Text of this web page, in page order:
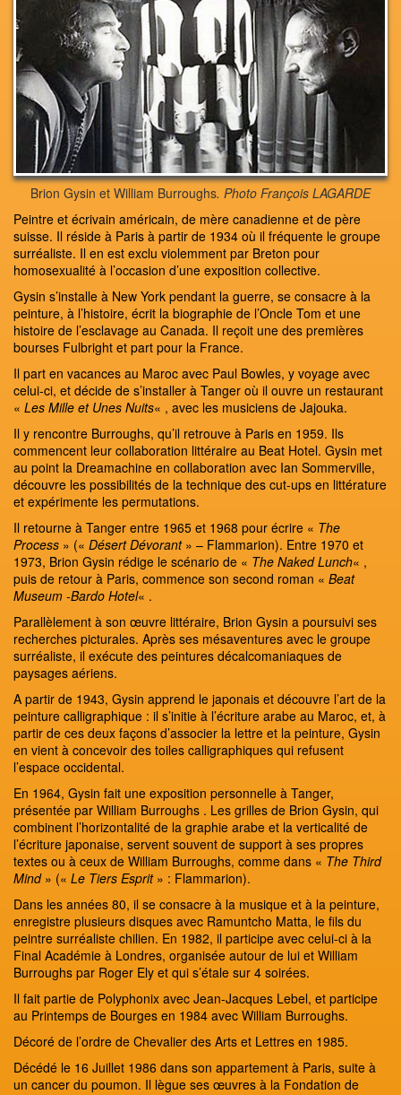
Brion Gysin et William Burroughs. Photo François LAGARDE
Peintre et écrivain américain, de mère canadienne et de père
suisse. Il réside à Paris à partir de 1934 où il fréquente le groupe
surréaliste. Il en est exclu violemment par Breton pour
homosexualité à l’occasion d’une exposition collective.
Gysin s’installe à New York pendant la guerre, se consacre à la
peinture, à l’histoire, écrit la biographie de l’Oncle Tom et une
histoire de l’esclavage au Canada. Il reçoit une des premières
bourses Fulbright et part pour la France.
Il part en vacances au Maroc avec Paul Bowles, y voyage avec
celui-ci, et décide de s’installer à Tanger où il ouvre un restaurant
« Les Mille et Unes Nuits« , avec les musiciens de Jajouka.
Il y rencontre Burroughs, qu’il retrouve à Paris en 1959. Ils
commencent leur collaboration littéraire au Beat Hotel. Gysin met
au point la Dreamachine en collaboration avec Ian Sommerville,
découvre les possibilités de la technique des cut-ups en littérature
et expérimente les permutations.
Il retourne à Tanger entre 1965 et 1968 pour écrire « The
Process » (« Désert Dévorant» – Flammarion). Entre 1970 et
1973, Brion Gysin rédige le scénario de « The Naked Lunch« ,
puis de retour à Paris, commence son second roman « Beat
Museum -Bardo Hotel« .
Parallèlement à son œuvre littéraire, Brion Gysin a poursuivi ses
recherches picturales. Après ses mésaventures avec le groupe
surréaliste, il exécute des peintures décalcomaniaques de
paysages aériens.
A partir de 1943, Gysin apprend le japonais et découvre l’art de la
peinture calligraphique : il s’initie à l’écriture arabe au Maroc, et, à
partir de ces deux façons d’associer la lettre et la peinture, Gysin
en vient à concevoir des toiles calligraphiques qui refusent
l’espace occidental.
En 1964, Gysin fait une exposition personnelle à Tanger,
présentée par William Burroughs . Les grilles de Brion Gysin, qui
combinent l’horizontalité de la graphie arabe et la verticalité de
l’écriture japonaise, servent souvent de support à ses propres
textes ou à ceux de William Burroughs, comme dans « The Third
Mind» (« Le Tiers Esprit» : Flammarion).
Dans les années 80, il se consacre à la musique et à la peinture,
enregistre plusieurs disques avec Ramuntcho Matta, le fils du
peintre surréaliste chilien. En 1982, il participe avec celui-ci à la
Final Académie à Londres, organisée autour de lui et William
Burroughs par Roger Ely et qui s’étale sur 4 soirées.
Il fait partie de Polyphonix avec Jean-Jacques Lebel, et participe
au Printemps de Bourges en 1984 avec William Burroughs.
Décoré de l’ordre de Chevalier des Arts et Lettres en 1985.
Décédé le 16 Juillet 1986 dans son appartement à Paris, suite à
un cancer du poumon. Il lègue ses œuvres à la Fondation de